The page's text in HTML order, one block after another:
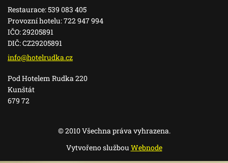
Restaurace: 539 083 405
Provozní hotelu: 722 947 994
IČO: 29205891
DIČ: CZ29205891
info@hotelrudka.cz
Pod Hotelem Rudka 220
Kunštát
679 72
© 2010 Všechna práva vyhrazena.
Vytvořeno službou Webnode